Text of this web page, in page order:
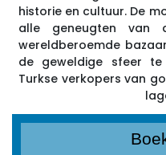
historie en cultuur. De
alle geneugten van
wereldberoemde
de geweldige sfeer
Turkse verkopers van